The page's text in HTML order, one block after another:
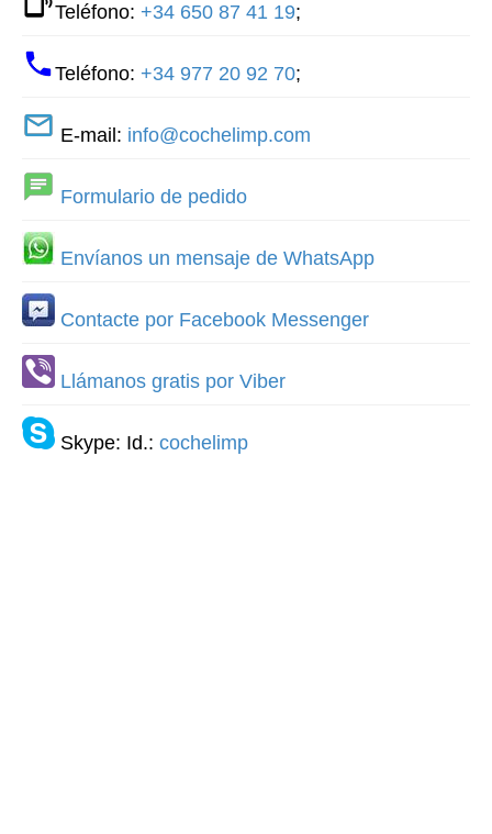
Teléfono: +34 650 87 41 19;
Teléfono: +34 977 20 92 70;
E-mail: info@cochelimp.com
Formulario de pedido
Envíanos un mensaje de WhatsApp
Contacte por Facebook Messenger
Llámanos gratis por Viber
Skype: Id.: cochelimp